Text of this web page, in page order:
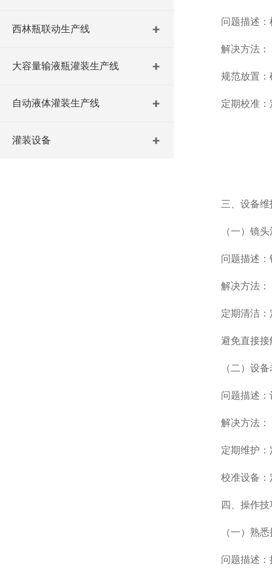
西林瓶联动生产线
大容量输液瓶灌装生产线
自动液体灌装生产线
灌装设备
问题描述：样
解决方法：
规范放置：确
定期校准：定
三、设备维
（一）镜头
问题描述：镜
解决方法：
定期清洁：定
避免直接接触
（二）设备
问题描述：设
解决方法：
定期维护：定
校准设备：定
四、操作技
（一）熟悉
问题描述：操